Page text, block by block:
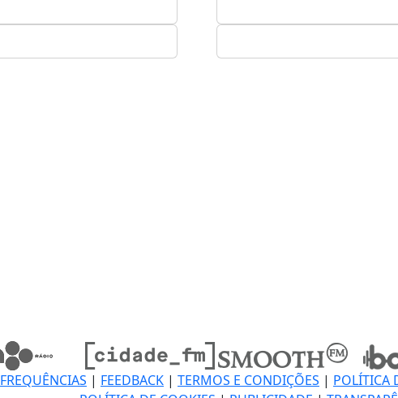
FREQUÊNCIAS | FEEDBACK | TERMOS E CONDIÇÕES | POLÍTICA